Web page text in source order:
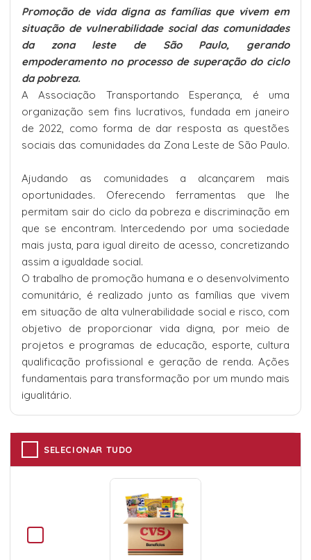
Promoção de vida digna as famílias que vivem em
situação de vulnerabilidade social das comunidades
da zona leste de São Paulo, gerando
empoderamento no processo de superação do ciclo
da pobreza.
A Associação Transportando Esperança, é uma
organização sem fins lucrativos, fundada em janeiro
de 2022, como forma de dar resposta as questões
sociais das comunidades da Zona Leste de São Paulo.
Ajudando as comunidades a alcançarem mais
oportunidades. Oferecendo ferramentas que lhe
permitam sair do ciclo da pobreza e discriminação em
que se encontram. Intercedendo por uma sociedade
mais justa, para igual direito de acesso, concretizando
assim a igualdade social.
O trabalho de promoção humana e o desenvolvimento
comunitário, é realizado junto as famílias que vivem
em situação de alta vulnerabilidade social e risco, com
objetivo de proporcionar vida digna, por meio de
projetos e programas de educação, esporte, cultura
qualificação profissional e geração de renda. Ações
fundamentais para transformação por um mundo mais
igualitário.
SELECIONAR TUDO